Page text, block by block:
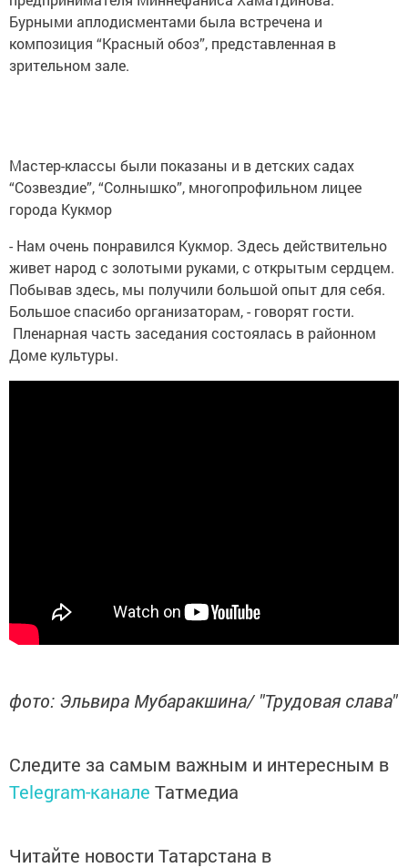
Бурными аплодисментами была встречена и
композиция “Красный обоз”, представленная в
зрительном зале.
Мастер-классы были показаны и в детских садах
“Созвездие”, “Солнышко”, многопрофильном лицее
города Кукмор
- Нам очень понравился Кукмор. Здесь действительно
живет народ с золотыми руками, с открытым сердцем.
Побывав здесь, мы получили большой опыт для себя.
Большое спасибо организаторам, - говорят гости.
Пленарная часть заседания состоялась в районном
Доме культуры.
фото: Эльвира Мубаракшина/ "Трудовая слава"
Следите за самым важным и интересным в
Telegram-канале Татмедиа
Читайте новости Татарстана в